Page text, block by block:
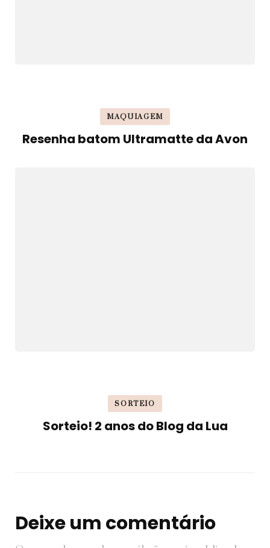
MAQUIAGEM
Resenha batom Ultramatte da Avon
SORTEIO
Sorteio! 2 anos do Blog da Lua
Deixe um comentário